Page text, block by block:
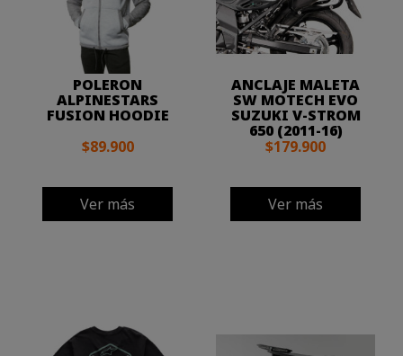
POLERON
ALPINESTARS
FUSION HOODIE
$89.900
Ver más
ANCLAJE MALETA
SW MOTECH EVO
SUZUKI V-STROM
650 (2011-16)
$179.900
Ver más